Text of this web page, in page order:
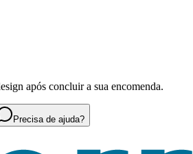
após concluir a sua encomenda.
Precisa de ajuda?